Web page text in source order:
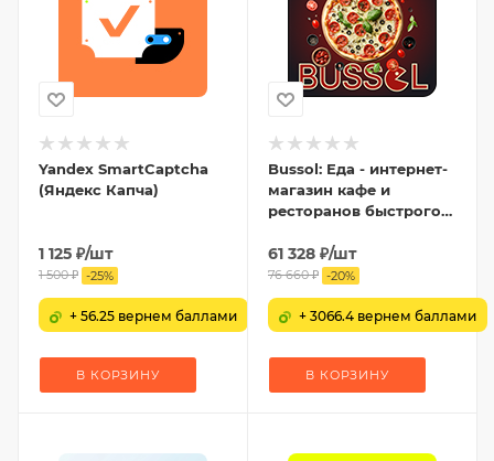
Yandex SmartCaptcha
(Яндекс Капча)
1 125 ₽/шт
1 500₽ -25%
+ 56.25 вернем баллами
В КОРЗИНУ
Bussol: Еда - интернет-
магазин кафе и
ресторанов быстрого
61 328 ₽/шт
76 660₽ -20%
+ 3066.4 вернем баллами
В КОРЗИНУ